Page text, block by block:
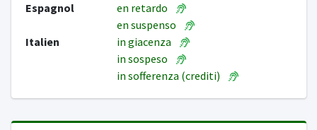
Espagnol
en retardo
en suspenso
Italien
in giacenza
in sospeso
in sofferenza (crediti)